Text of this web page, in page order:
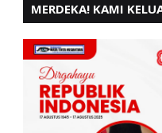
MERDEKA! KAMI